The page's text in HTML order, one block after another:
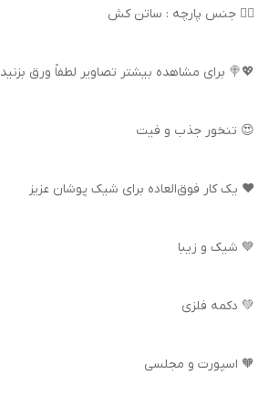
👌🏻 جنس پارچه : ساتن کش
💖🍭 برای مشاهده بیشتر تصاویر لطفاً ورق بزنید
😍 تنخور جذب و فیت
❤️ یک کار فوق‌العاده برای شیک پوشان عزیز
💙 شیک و زیبا
💚 دکمه فلزی
🧡 اسپورت و مجلسی